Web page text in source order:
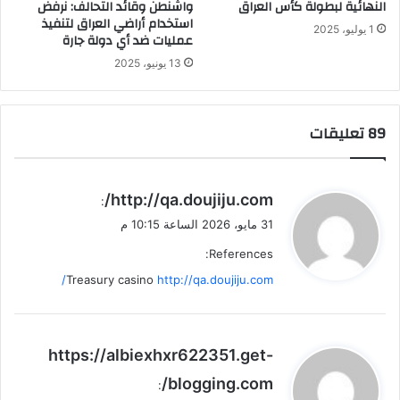
النهائية لبطولة كأس العراق
1 يوليو، 2025
واشنطن وقائد التحالف: نرفض
استخدام أراضي العراق لتنفيذ
عمليات ضد أي دولة جارة
13 يونيو، 2025
‫89 تعليقات
ي
ق
ل
http://qa.doujiju.com/
:
31 مايو، 2026 الساعة 10:15 م
References:
Treasury casino http://qa.doujiju.com/
ي
و
https://albiexhxr622351.get-
blogging.com/
: